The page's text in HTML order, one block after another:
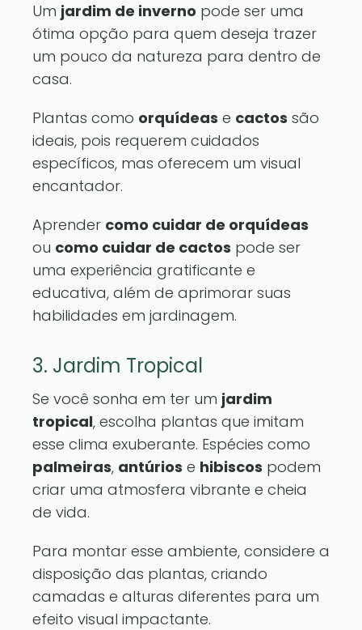
Um jardim de inverno pode ser uma
ótima opção para quem deseja trazer
um pouco da natureza para dentro de
casa.
Plantas como orquídeas e cactos são
ideais, pois requerem cuidados
específicos, mas oferecem um visual
encantador.
Aprender como cuidar de orquídeas
ou como cuidar de cactos pode ser
uma experiência gratificante e
educativa, além de aprimorar suas
habilidades em jardinagem.
3. Jardim Tropical
Se você sonha em ter um jardim
tropical, escolha plantas que imitam
esse clima exuberante. Espécies como
palmeiras, antúrios e hibiscos podem
criar uma atmosfera vibrante e cheia
de vida.
Para montar esse ambiente, considere a
disposição das plantas, criando
camadas e alturas diferentes para um
efeito visual impactante.